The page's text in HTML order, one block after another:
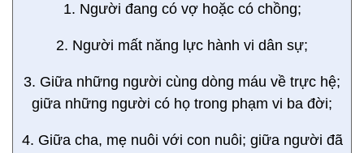
1. Người đang có vợ hoặc có chồng;
2. Người mất năng lực hành vi dân sự;
3. Giữa những người cùng dòng máu về trực hệ;
giữa những người có họ trong phạm vi ba đời;
4. Giữa cha, mẹ nuôi với con nuôi; giữa người đã